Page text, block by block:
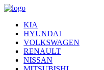
KIA
HYUNDAI
VOLKSWAGEN
RENAULT
NISSAN